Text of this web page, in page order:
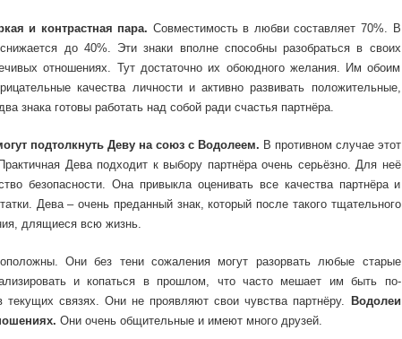
и контрастная пара. Совместимость в любви составляет 70%. В
до 40%. Эти знаки вполне способны разобраться в своих
отношениях. Тут достаточно их обоюдного желания. Им обоим
качества личности и активно развивать положительные,
знака готовы работать над собой ради счастья партнёра.
подтолкнуть Деву на союз с Водолеем. В противном случае этот
Дева подходит к выбору партнёра очень серьёзно. Для неё
безопасности. Она привыкла оценивать все качества партнёра и
Дева – очень преданный знак, который после такого тщательного
длящиеся всю жизнь.
Они без тени сожаления могут разорвать любые старые
и копаться в прошлом, что часто мешает им быть по-
связях. Они не проявляют свои чувства партнёру.
Водолеи
Они очень общительные и имеют много друзей.